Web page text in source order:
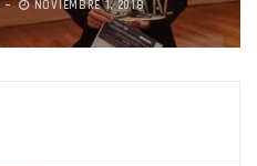
NOVIEMBRE 1, 2018